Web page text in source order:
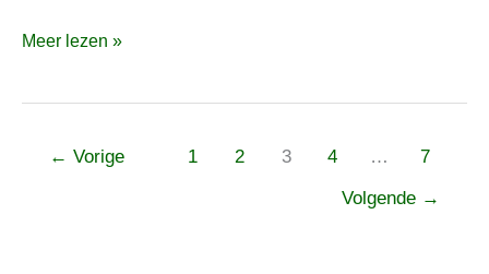
Meer lezen »
← Vorige 1 2 3 4 … 7
Volgende →